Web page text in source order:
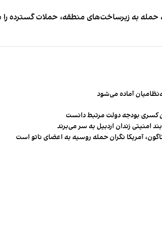
حمله به زیرساخت‌های منطقه، حملات گسترده
آماده می‌شود
کسری بودجه دولت مرتبط دانست
آمریکا نگران حمله روسیه به اعضای ناتو‌ است